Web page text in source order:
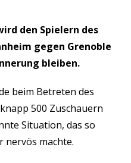
den Spielern des
gegen Grenoble
bleiben.
beim Betreten des
500 Zuschauern
Situation, das so
nervös machte.